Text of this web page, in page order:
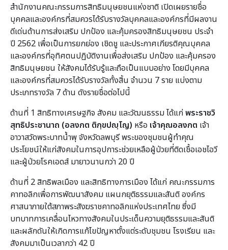
สำนักงานคณะกรรมการสิทธิมนุษยชนแห่งชาติ เปิดเผยรายชื่อ
บุคคลและองค์กรที่สมควรได้รับรางวัลบุคคลและองค์กรที่มีผลงาน
ดีเด่นด้านการส่งเสริม ปกป้อง และคุ้มครองสิทธิมนุษยชน ประจำ
ปี 2562 เพื่อเป็นการยกย่อง เชิดชู และประกาศเกียรติคุณบุคคล
และองค์กรที่อุทิศตนปฏิบัติงานเพื่อส่งเสริม ปกป้อง และคุ้มครอง
สิทธิมนุษยชน ให้สังคมได้รับรู้และถือเป็นแบบอย่าง โดยมีบุคคล
และองค์กรที่สมควรได้รับรางวัลทั้งสิ้น จำนวน 7 ราย แบ่งตาม
ประเภทรางวัล 7 ด้าน ดังรายชื่อต่อไปนี้
ด้านที่ 1 สิทธิทางเศรษฐกิจ สังคม และวัฒนธรรม ได้แก่พระราชวิ
สุทธิประชานาถ (อลงกต ติกฺขปญฺโญ) หรือ เจ้าคุณอลงกต เจ้า
อาวาสวัดพระบาทน้ำพุ จังหวัดลพบุรี พระของชุมชนผู้ทำคุณ
ประโยชน์ให้แก่สังคมในการอุปการะช่วยเหลือผู้ป่วยที่ติดเชื้อเอชไอวี
และผู้ป่วยโรคเอดส์ มายาวนานกว่า 20 ปี
ด้านที่ 2 สิทธิพลเมือง และสิทธิทางการเมือง ได้แก่ คณะกรรมการ
คาทอลิกเพื่อการพัฒนาสังคม แผนกยุติธรรมและสันติ องค์กร
ศาสนาภายใต้สภาพระสังฆราชคาทอลิกแห่งประเทศไทย ซึ่งมี
บทบาทการเคลื่อนไหวทางสังคมในประเด็นความยุติธรรมและสันติ
และผลักดันให้เกิดการแก้ไขปัญหาตั้งแต่ระดับชุมชน โรงเรียน และ
สังคมมาเป็นเวลากว่า 42 ปี